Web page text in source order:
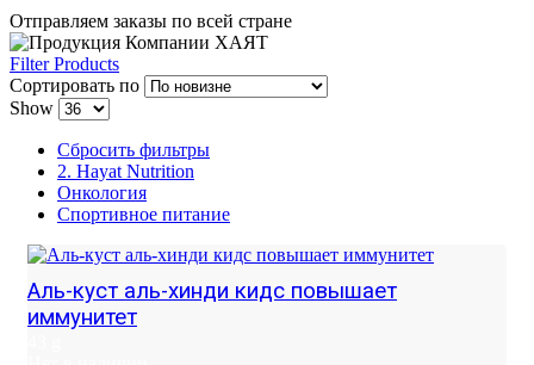
Отправляем заказы по всей стране
Filter Products
Сортировать по
Show
Сбросить фильтры
2. Hayat Nutrition
Онкология
Спортивное питание
Аль-куст аль-хинди кидс повышает
иммунитет